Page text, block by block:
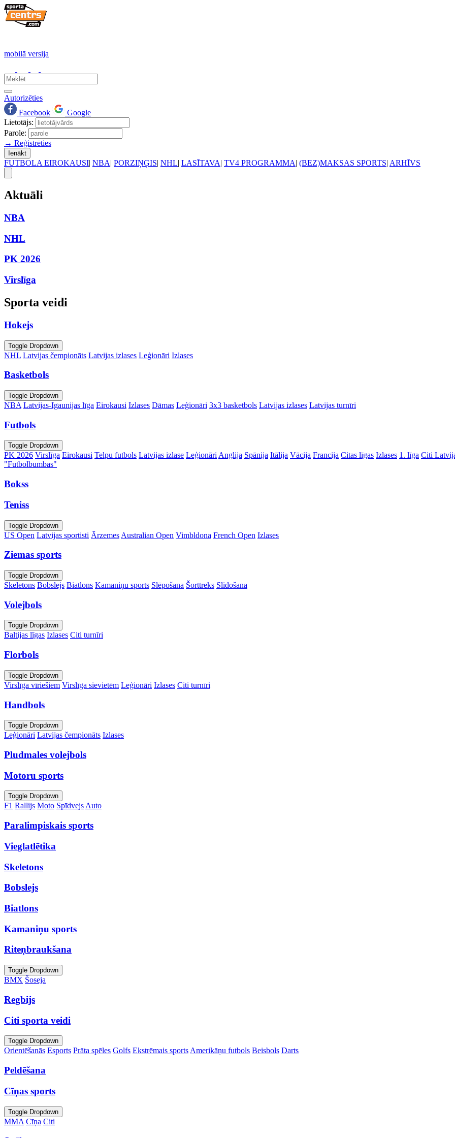
mobilā versija
Autorizēties
Facebook
Google
Lietotājs:
Parole:
→ Reģistrēties
Ienākt
FUTBOLA EIROKAUSI| NBA| PORZIŅĢIS| NHL| LASĪTAVA| TV4 PROGRAMMA| (BEZ)MAKSAS SPORTS| ARHĪVS
Aktuāli
NBA
NHL
PK 2026
Virslīga
Sporta veidi
Hokejs
Toggle Dropdown
NHL Latvijas čempionāts Latvijas izlases Leģionāri Izlases
Basketbols
Toggle Dropdown
NBA Latvijas-Igaunijas līga Eirokausi Izlases Dāmas Leģionāri 3x3 basketbols Latvijas izlases Latvijas turnīri
Futbols
Toggle Dropdown
PK 2026 Virslīga Eirokausi Telpu futbols Latvijas izlase Leģionāri Anglija Spānija Itālija Vācija Francija Citas līgas Izlases 1. līga Citi
"Futbolbumbas"
Bokss
Teniss
Toggle Dropdown
US Open Latvijas sportisti Ārzemes Australian Open Vimbldona French Open Izlases
Ziemas sports
Toggle Dropdown
Skeletons Bobslejs Biatlons Kamaniņu sports Slēpošana Šorttreks Slidošana
Volejbols
Toggle Dropdown
Baltijas līgas Izlases Citi turnīri
Florbols
Toggle Dropdown
Virslīga vīriešiem Virslīga sievietēm Leģionāri Izlases Citi turnīri
Handbols
Toggle Dropdown
Leģionāri Latvijas čempionāts Izlases
Pludmales volejbols
Motoru sports
Toggle Dropdown
F1 Rallijs Moto SpīdvejsAuto
Paralimpiskais sports
Vieglatlētika
Skeletons
Bobslejs
Biatlons
Kamaniņu sports
Riteņbraukšana
Toggle Dropdown
BMX Šoseja
Regbijs
Citi sporta veidi
Toggle Dropdown
Orientēšanās Esports Prāta spēles Golfs Ekstrēmais sports Amerikāņu futbols Beisbols Darts
Peldēšana
Cīņas sports
Toggle Dropdown
MMA Cīņa Citi